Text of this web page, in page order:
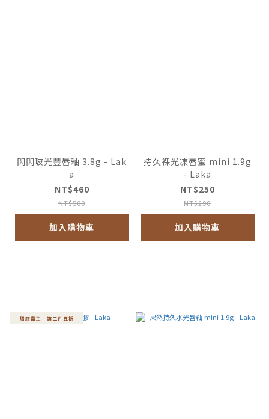
閃閃玻光豐唇釉 3.8g - Lak
a
NT$460
NT$500
加入購物車
持久裸光凍唇蜜 mini 1.9g
- Laka
NT$250
NT$290
加入購物車
眉膠霸主｜第二件五折